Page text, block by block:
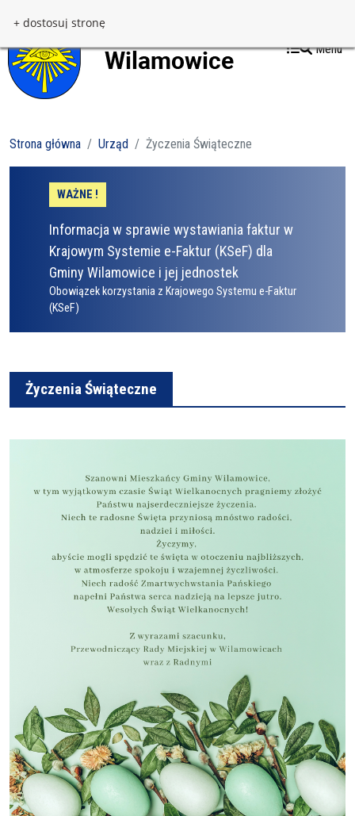
+ dostosuj stronę
Menu
Strona główna Urząd Życzenia Świąteczne
WAŻNE !
Informacja w sprawie wystawiania faktur w
Krajowym Systemie e-Faktur (KSeF) dla
Gminy Wilamowice i jej jednostek
Obowiązek korzystania z Krajowego Systemu e-Faktur
(KSeF)
Życzenia Świąteczne